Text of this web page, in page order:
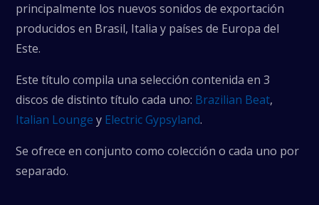
principalmente los nuevos sonidos de exportación
producidos en Brasil, Italia y países de Europa del
Este.
Este título compila una selección contenida en 3
discos de distinto título cada uno: Brazilian Beat,
Italian Lounge y Electric Gypsyland.
Se ofrece en conjunto como colección o cada uno por
separado.